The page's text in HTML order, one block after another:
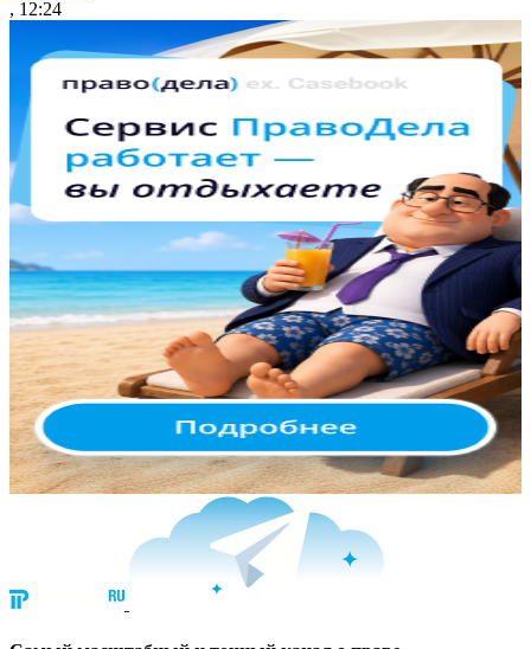
, 12:24